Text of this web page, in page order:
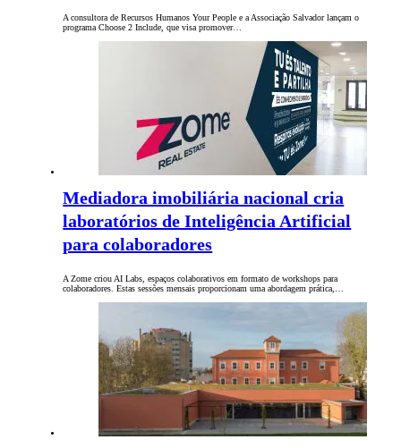
A consultora de Recursos Humanos Your People e a Associação Salvador lançam o
programa Choose 2 Include, que visa promover…
Mediadora imobiliária nacional cria
laboratórios de Inteligência Artificial
para colaboradores
A Zome criou AI Labs, espaços colaborativos em formato de workshops para
colaboradores. Estas sessões mensais proporcionam uma abordagem prática,…